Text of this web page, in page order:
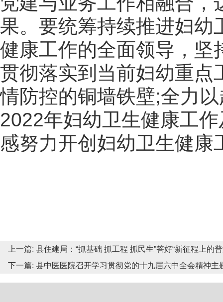
果。要统筹持续推进妇幼
健康工作的全面领导，坚
贯彻落实到当前妇幼重点
情防控的铜墙铁壁;全力
2022年妇幼卫生健康工
感努力开创妇幼卫生健康
上一篇: 县住建局：“抓基础 抓工程 抓民生”答好“新征程上的
下一篇: 县中医医院召开学习贯彻党的十九届六中全会精神主